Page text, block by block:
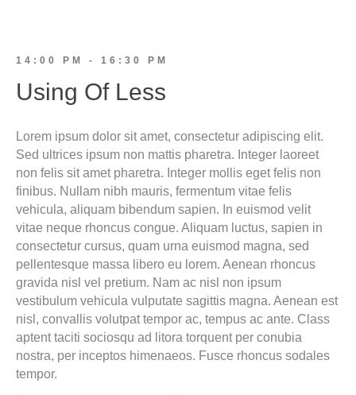
14:00 PM - 16:30 PM
Using Of Less
Lorem ipsum dolor sit amet, consectetur adipiscing elit.
Sed ultrices ipsum non mattis pharetra. Integer laoreet
non felis sit amet pharetra. Integer mollis eget felis non
finibus. Nullam nibh mauris, fermentum vitae felis
vehicula, aliquam bibendum sapien. In euismod velit
vitae neque rhoncus congue. Aliquam luctus, sapien in
consectetur cursus, quam urna euismod magna, sed
pellentesque massa libero eu lorem. Aenean rhoncus
gravida nisl vel pretium. Nam ac nisl non ipsum
vestibulum vehicula vulputate sagittis magna. Aenean est
nisl, convallis volutpat tempor ac, tempus ac ante. Class
aptent taciti sociosqu ad litora torquent per conubia
nostra, per inceptos himenaeos. Fusce rhoncus sodales
tempor.